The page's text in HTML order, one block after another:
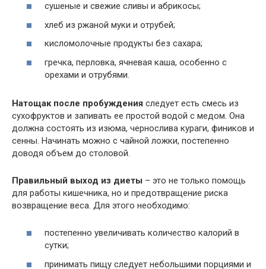
сушеные и свежие сливы и абрикосы;
хлеб из ржаной муки и отрубей;
кисломолочные продукты без сахара;
гречка, перловка, ячневая каша, особенно с
орехами и отрубями.
Натощак после пробуждения следует есть смесь из
сухофруктов и запивать ее простой водой с медом. Она
должна состоять из изюма, чернослива кураги, фиников и
сенны. Начинать можно с чайной ложки, постепенно
доводя объем до столовой.
Правильный выход из диеты – это не только помощь
для работы кишечника, но и предотвращение риска
возвращение веса. Для этого необходимо:
постепенно увеличивать количество калорий в
сутки;
принимать пищу следует небольшими порциями и